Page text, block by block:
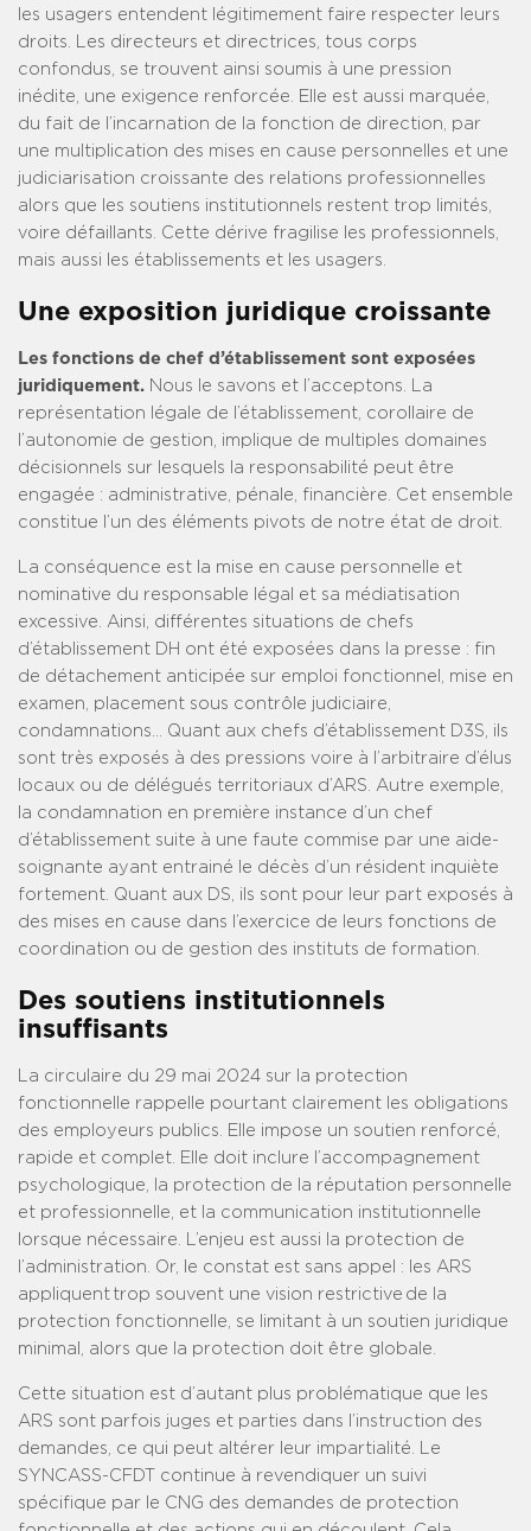
les usagers entendent légitimement faire respecter leurs
droits. Les directeurs et directrices, tous corps
confondus, se trouvent ainsi soumis à une pression
inédite, une exigence renforcée. Elle est aussi marquée,
du fait de l’incarnation de la fonction de direction, par
une multiplication des mises en cause personnelles et une
judiciarisation croissante des relations professionnelles
alors que les soutiens institutionnels restent trop limités,
voire défaillants. Cette dérive fragilise les professionnels,
mais aussi les établissements et les usagers.
Une exposition juridique croissante
Les fonctions de chef d’établissement sont exposées
juridiquement. Nous le savons et l’acceptons. La
représentation légale de l’établissement, corollaire de
l’autonomie de gestion, implique de multiples domaines
décisionnels sur lesquels la responsabilité peut être
engagée : administrative, pénale, financière. Cet ensemble
constitue l’un des éléments pivots de notre état de droit.
La conséquence est la mise en cause personnelle et
nominative du responsable légal et sa médiatisation
excessive. Ainsi, différentes situations de chefs
d’établissement DH ont été exposées dans la presse : fin
de détachement anticipée sur emploi fonctionnel, mise en
examen, placement sous contrôle judiciaire,
condamnations… Quant aux chefs d’établissement D3S, ils
sont très exposés à des pressions voire à l’arbitraire d’élus
locaux ou de délégués territoriaux d’ARS. Autre exemple,
la condamnation en première instance d’un chef
d’établissement suite à une faute commise par une aide-
soignante ayant entrainé le décès d’un résident inquiète
fortement. Quant aux DS, ils sont pour leur part exposés à
des mises en cause dans l’exercice de leurs fonctions de
coordination ou de gestion des instituts de formation.
Des soutiens institutionnels
insuffisants
La circulaire du 29 mai 2024 sur la protection
fonctionnelle rappelle pourtant clairement les obligations
des employeurs publics. Elle impose un soutien renforcé,
rapide et complet. Elle doit inclure l’accompagnement
psychologique, la protection de la réputation personnelle
et professionnelle, et la communication institutionnelle
lorsque nécessaire. L’enjeu est aussi la protection de
l’administration. Or, le constat est sans appel : les ARS
appliquent trop souvent une vision restrictive de la
protection fonctionnelle, se limitant à un soutien juridique
minimal, alors que la protection doit être globale.
Cette situation est d’autant plus problématique que les
ARS sont parfois juges et parties dans l’instruction des
demandes, ce qui peut altérer leur impartialité. Le
SYNCASS-CFDT continue à revendiquer un suivi
spécifique par le CNG des demandes de protection